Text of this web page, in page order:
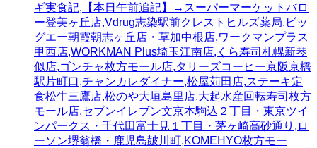
ギ実食記,【本日午前追記】→スーパーマーケットバロ
ー登美ヶ丘店,Vdrug志染駅前クレストヒルズ薬局,ビッ
グエー朝霞朝志ヶ丘店・草加中根店,ワークマンプラス
甲西店,WORKMAN Plus埼玉江南店,くら寿司札幌新琴
似店,ゴンチャ枚方モール店,タリーズコーヒー京阪京橋
駅片町口,チャンカレダイナー,松屋苅田店,ステーキ定
食松牛三鷹店,松のや大垣島里店,大起水産回転寿司枚方
モール店,セブンイレブン文京本駒込２丁目・東京ツイ
ンパークス・千代田富士見１丁目・茅ヶ崎高砂通り,ロ
ーソン堺翁橋・鹿児島皷川町,KOMEHYO枚方モー